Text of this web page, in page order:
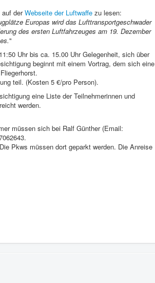
auf derWebseite der Luftwaffe zu lesen:
Europas wird das Lufttransportgeschwader
des ersten Luftfahrzeuges am 19. Dezember
"
Uhr bis ca. 15.00 Uhr Gelegenheit, sich über
beginnt mit einem Vortrag, dem sich eine
teil. (Kosten 5 €/pro Person).
eine Liste der Teilnehmerinnen und
werden.
müssen sich bei Ralf Günther (Email:
Pkws müssen dort geparkt werden. Die Anreise